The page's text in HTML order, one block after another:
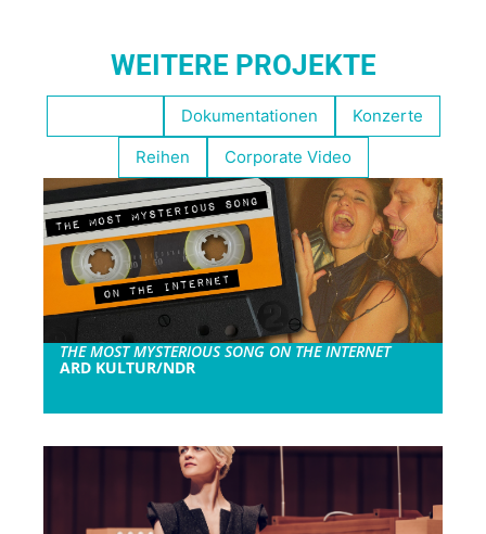
WEITERE PROJEKTE
Dokumentationen
Konzerte
Reihen
Corporate Video
THE MOST MYSTERIOUS SONG ON THE INTERNET
ARD KULTUR/NDR